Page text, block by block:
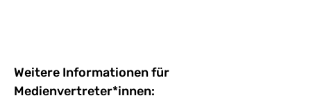
Weitere Informationen für
Medienvertreter*innen: